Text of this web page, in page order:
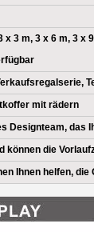
x 3 m, 3 x 6 m, 3 x
mit rädern
Designteam, das
können die
Ihnen helfen,